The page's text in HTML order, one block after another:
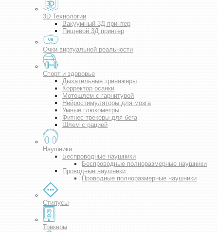
3D Технологии
Вакуумный 3Д принтер
Пищевой 3Д принтер
Очки виртуальной реальности
Спорт и здоровье
Дыхательные тренажеры
Корректор осанки
Мотошлем с гарнитурой
Нейростимуляторы для мозга
Умные глюкометры
Фитнес-трекеры для бега
Шлем с рацией
Наушники
Беспроводные наушники
Беспроводные полноразмерные наушники
Проводные наушники
Проводные полноразмерные наушники
Стилусы
Трекеры